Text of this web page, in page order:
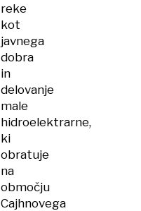
reke
kot
javnega
dobra
in
delovanje
male
hidroelektrarne,
ki
obratuje
na
območju
Cajhnovega